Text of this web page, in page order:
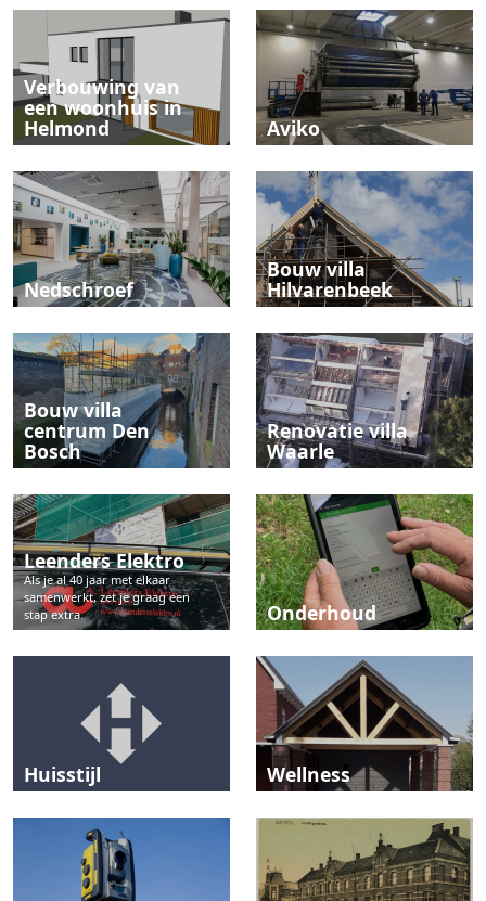
Verbouwing van
een woonhuis in
Helmond Aviko
Nedschroef
Bouw villa
Hilvarenbeek
Bouw villa
centrum Den
Bosch
Renovatie villa
Waarle
Leenders Elektro
Als je al 40 jaar met elkaar
samenwerkt, zet je graag een
stap extra.
Onderhoud
Huisstijl Wellness